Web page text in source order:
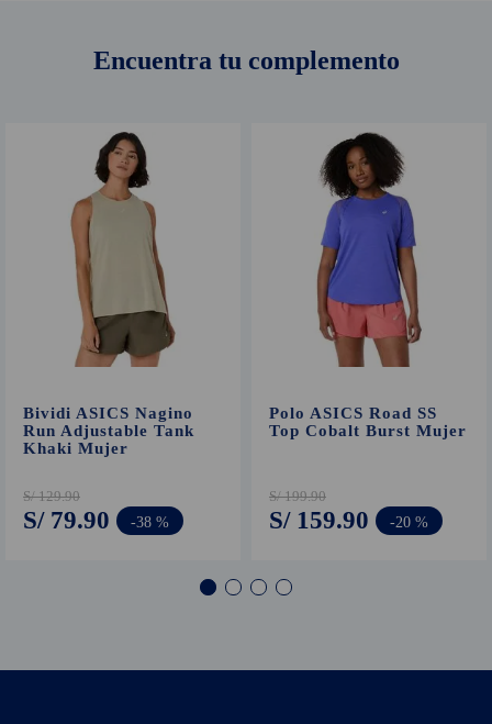
Encuentra tu complemento
Bividi ASICS Nagino
Run Adjustable Tank
Khaki Mujer
S/ 129.90
S/ 79.90 -38 %
Polo ASICS Road SS
Top Cobalt Burst Mujer
S/ 199.90
S/ 159.90 -20 %